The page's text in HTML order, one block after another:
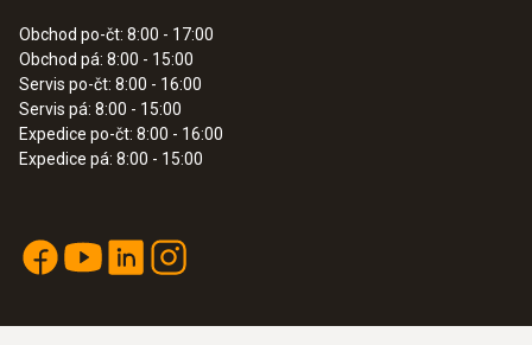
Obchod po-čt: 8:00 - 17:00
Obchod pá: 8:00 - 15:00
Servis po-čt: 8:00 - 16:00
Servis pá: 8:00 - 15:00
Expedice po-čt: 8:00 - 16:00
Expedice pá: 8:00 - 15:00